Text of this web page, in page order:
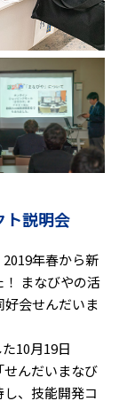
ト説明会
年春から新
まなびやの活
会せんだいま
10月19日
せんだいまなび
、技能開発コ